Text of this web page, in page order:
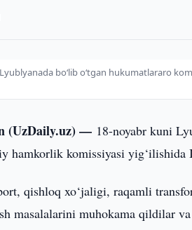
boʻlib oʻtgan hukumatlararo
(UzDaily.uz) — 18-noyabr kuni
hamkorlik komissiyasi
qishloq xo‘jaligi, raqamli
masalalarini muhokama qildilar